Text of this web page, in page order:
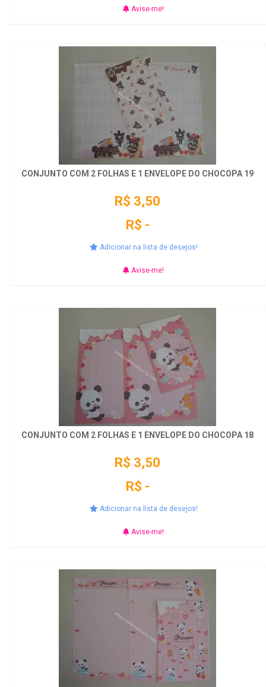
Avise-me!
CONJUNTO COM 2 FOLHAS E 1 ENVELOPE DO CHOCOPA 19
R$ 3,50
R$ -
Adicionar na lista de desejos!
Avise-me!
CONJUNTO COM 2 FOLHAS E 1 ENVELOPE DO CHOCOPA 18
R$ 3,50
R$ -
Adicionar na lista de desejos!
Avise-me!